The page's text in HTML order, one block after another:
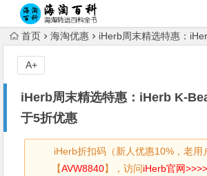
首页 海淘优惠 iHerb周末精选特惠：iHerb K-
iHerb周末精选特惠：iHerb K-
于5折优惠
iHerb折扣码（新人优惠10%，老用
【AVW8840】，访问iHerb官网
A+